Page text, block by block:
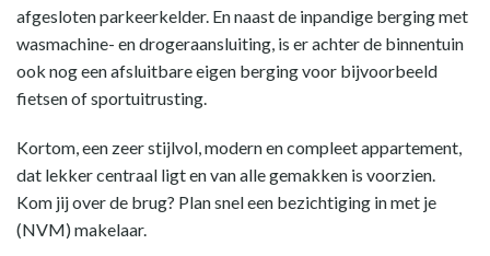
afgesloten parkeerkelder. En naast de inpandige berging met
wasmachine- en drogeraansluiting, is er achter de binnentuin
ook nog een afsluitbare eigen berging voor bijvoorbeeld
fietsen of sportuitrusting.
Kortom, een zeer stijlvol, modern en compleet appartement,
dat lekker centraal ligt en van alle gemakken is voorzien.
Kom jij over de brug? Plan snel een bezichtiging in met je
(NVM) makelaar.